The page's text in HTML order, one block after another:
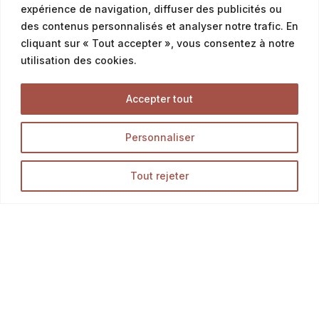
expérience de navigation, diffuser des publicités ou
des contenus personnalisés et analyser notre trafic. En
cliquant sur « Tout accepter », vous consentez à notre
utilisation des cookies.
Personnaliser
Tout rejeter
Accepter tout
Service commercial professionnels
commercial@latalemelerie.com
04 76 43 20 09
Accueil
La Talemelerie